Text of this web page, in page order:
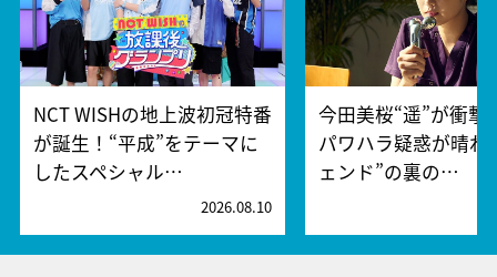
NCT WISHの地上波初冠特番
が誕生！“平成”をテーマに
したスペシャル…
2026.08.10
今田美桜“遥”が衝撃
パワハラ疑惑が晴れ
ェンド”の裏の…